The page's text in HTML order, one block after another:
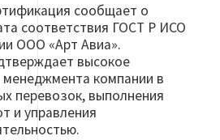
сообщает о
соответствия ГОСТ Р ИСО
ООО «Арт Авиа».
высокое
менеджмента компании в
перевозок, выполнения
и управления